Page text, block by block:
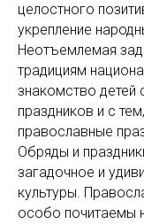
целостного
укрепление
Неотъемлемая
традициям
знакомство детей
праздников и с
православные
Обряды и
загадочное и
культуры.
особо почитаемы